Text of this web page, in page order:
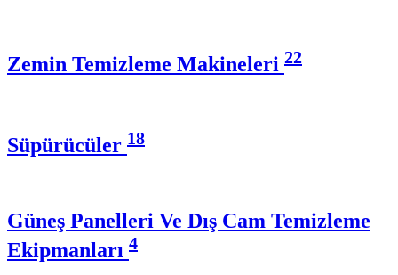
Zemin Temizleme Makineleri 22
Süpürücüler 18
Güneş Panelleri Ve Dış Cam Temizleme
Ekipmanları 4